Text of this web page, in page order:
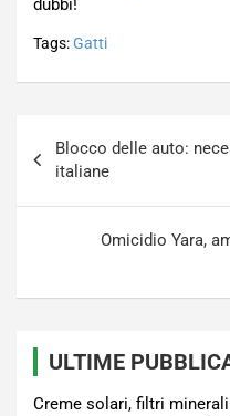
dubbi!
Tags:Gatti
articoli
Blocco delle auto:
italiane
Omicidio Yara,
ULTIME
Creme solari, filtri